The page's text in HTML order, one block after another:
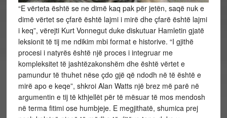
“E vërteta është se ne dimë kaq pak për jetën, saqë nuk e
dimë vërtet se çfarë është lajmi i mirë dhe çfarë është lajmi
i keq”, vërejti Kurt Vonnegut duke diskutuar Hamletin gjatë
leksionit të tij me ndikim mbi format e historive. “I gjithë
procesi i natyrës është një proces i integruar me
kompleksitet të jashtëzakonshëm dhe është vërtet e
pamundur të thuhet nëse çdo gjë që ndodh në të është e
mirë apo e keqe”, shkroi Alan Watts një brez më parë në
argumentin e tij të kthjellët për të mësuar të mos mendosh
në terma fitimi ose humbjeje. E megjithatë, shumica prej